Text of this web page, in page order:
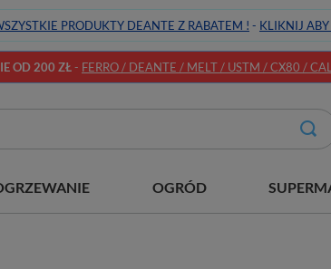
PRODUKTY DEANTE Z RABATEM ! - KLIKNIJ
OD 200 ZŁ- FERRO / DEANTE / MELT / USTM / CX80 /
OGRÓD